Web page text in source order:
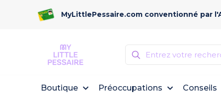
MyLittlePessaire.com conventionné par
Boutique Préoccupations Conseils